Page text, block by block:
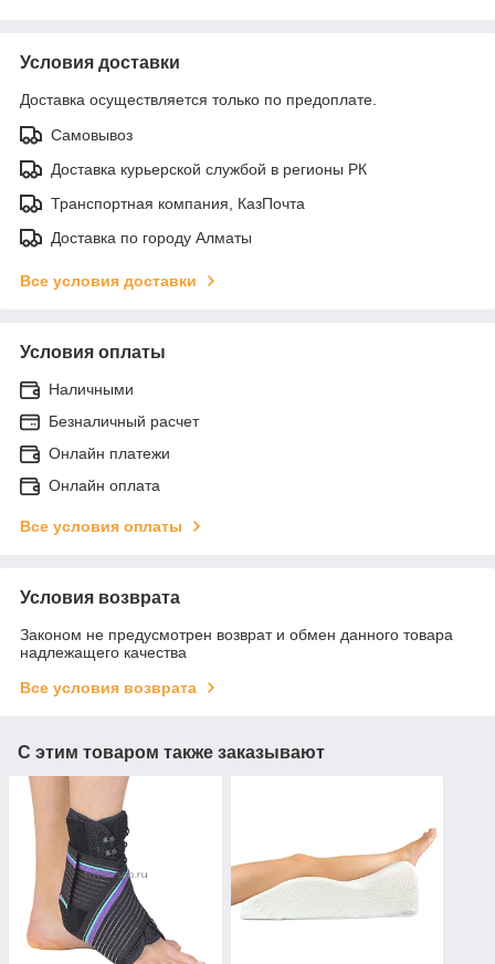
Условия доставки
Доставка осуществляется только по предоплате.
Самовывоз
Доставка курьерской службой в регионы РК
Транспортная компания, КазПочта
Доставка по городу Алматы
Все условия доставки
Условия оплаты
Наличными
Безналичный расчет
Онлайн платежи
Онлайн оплата
Все условия оплаты
Условия возврата
Законом не предусмотрен возврат и обмен данного товара
надлежащего качества
Все условия возврата
С этим товаром также заказывают